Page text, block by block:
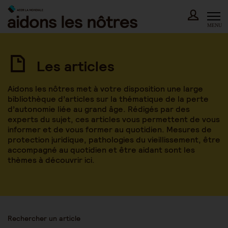
Skip
content
MENU
Les articles
Aidons les nôtres met à votre disposition une large
bibliothèque d’articles sur la thématique de la perte
d’autonomie liée au grand âge. Rédigés par des
experts du sujet, ces articles vous permettent de vous
informer et de vous former au quotidien. Mesures de
protection juridique, pathologies du vieillissement, être
accompagné au quotidien et être aidant sont les
thèmes à découvrir ici.
Rechercher un article